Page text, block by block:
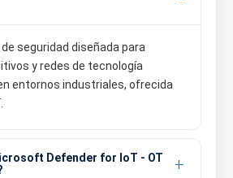
seguridad diseñada para
y redes de tecnología
entornos industriales, ofrecida
Defender for IoT - OT